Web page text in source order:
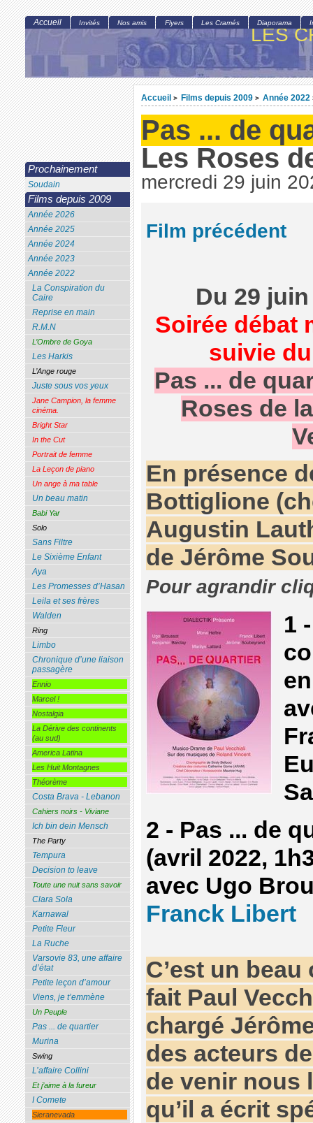
LES
Accueil > Films depuis 2009 > Année 2022
Pas ... de
Les Roses
mercredi 29 juin
Film précédent
Du 29
Soirée débat
suivie
Pas ... de
Roses de
En présence
Bottiglione
Augustin
de Jérôme
Pour agrandir
1
2 - Pas ... de
(avril 2022,
avec Ugo
Franck Libert
C’est un
fait Paul
chargé
des acteurs
de venir nous
qu’il a écrit
Accueil Invités Nos amis Flyers Les Cramés Diaporama
Prochainement
Soudain
Films depuis 2009
Année 2026
Année 2025
Année 2024
Année 2023
Année 2022
La Conspiration du
Caire
Reprise en main
R.M.N
L’Ombre de Goya
Les Harkis
L’Ange rouge
Juste sous vos yeux
Jane Campion, la femme
cinéma.
Bright Star
In the Cut
Portrait de femme
La Leçon de piano
Un ange à ma table
Un beau matin
Babi Yar
Solo
Sans Filtre
Le Sixième Enfant
Aya
Les Promesses d’Hasan
Leila et ses frères
Walden
Ring
Limbo
Chronique d’une liaison
passagère
Ennio
Marcel !
Nostalgia
La Dérive des continents
(au sud)
America Latina
Les Huit Montagnes
Théorème
Costa Brava - Lebanon
Cahiers noirs - Viviane
Ich bin dein Mensch
The Party
Tempura
Decision to leave
Toute une nuit sans savoir
Clara Sola
Karnawal
Petite Fleur
La Ruche
Varsovie 83, une affaire
d’état
Petite leçon d’amour
Viens, je t’emmène
Un Peuple
Pas ... de quartier
Murina
Swing
L’affaire Collini
Et j’aime à la fureur
I Comete
Sieranevada